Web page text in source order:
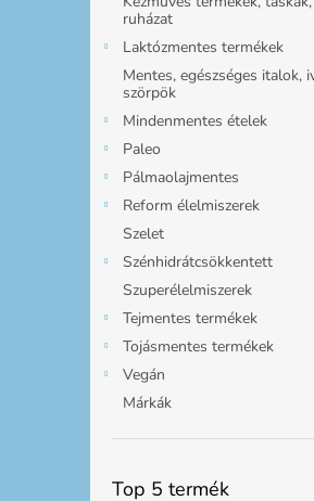
ruházat
Laktózmentes termékek
Mentes, egészséges italok,
szörpök
Mindenmentes ételek
Paleo
Pálmaolajmentes
Reform élelmiszerek
Szelet
Szénhidrátcsökkentett
Szuperélelmiszerek
Tejmentes termékek
Tojásmentes termékek
Vegán
Márkák
Top 5 termék